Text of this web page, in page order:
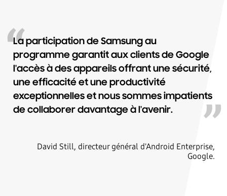
La participation de Samsung au
programme garantit aux clients de Google
l'accès à des appareils offrant une sécurité,
une efficacité et une productivité
exceptionnelles et nous sommes impatients
de collaborer davantage à l'avenir.
David Still, directeur général d'Android Enterprise,
Google.